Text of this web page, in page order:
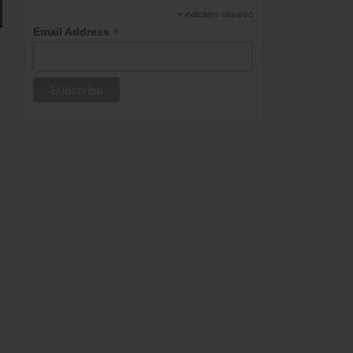
* indicates required
Email Address *